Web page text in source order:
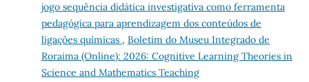
jogo sequência didática investigativa como ferramenta
pedagógica para aprendizagem dos conteúdos de
ligações químicas , Boletim do Museu Integrado de
Roraima (Online): 2026: Cognitive Learning Theories in
Science and Mathematics Teaching